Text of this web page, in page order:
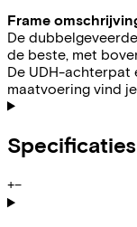
Frame
De
de beste, met
De UDH-achterpat
maatvoering vind
Specificaties
+−